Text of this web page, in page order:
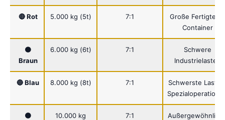
🔴 Rot 5.000 kg (5t) 7:1
Große Fertigteile,
Container
🟤
Braun
6.000 kg (6t) 7:1
Schwere
Industrielasten
🔵 Blau 8.000 kg (8t) 7:1
Schwerste
🟠
10.000 kg
7:1